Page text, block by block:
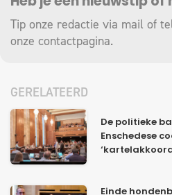
Tip onze redactie via mail of
onze contactpagina.
GERELATEERD
De politieke
Enschedese
Einde